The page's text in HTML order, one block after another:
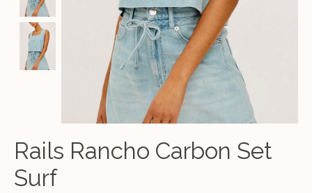
Rails Rancho Carbon Set
Surf